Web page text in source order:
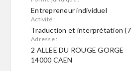
Entrepreneur individuel
Activité :
Traduction et interprétation
Adresse :
2 ALLEE DU ROUGE GORGE
14000 CAEN